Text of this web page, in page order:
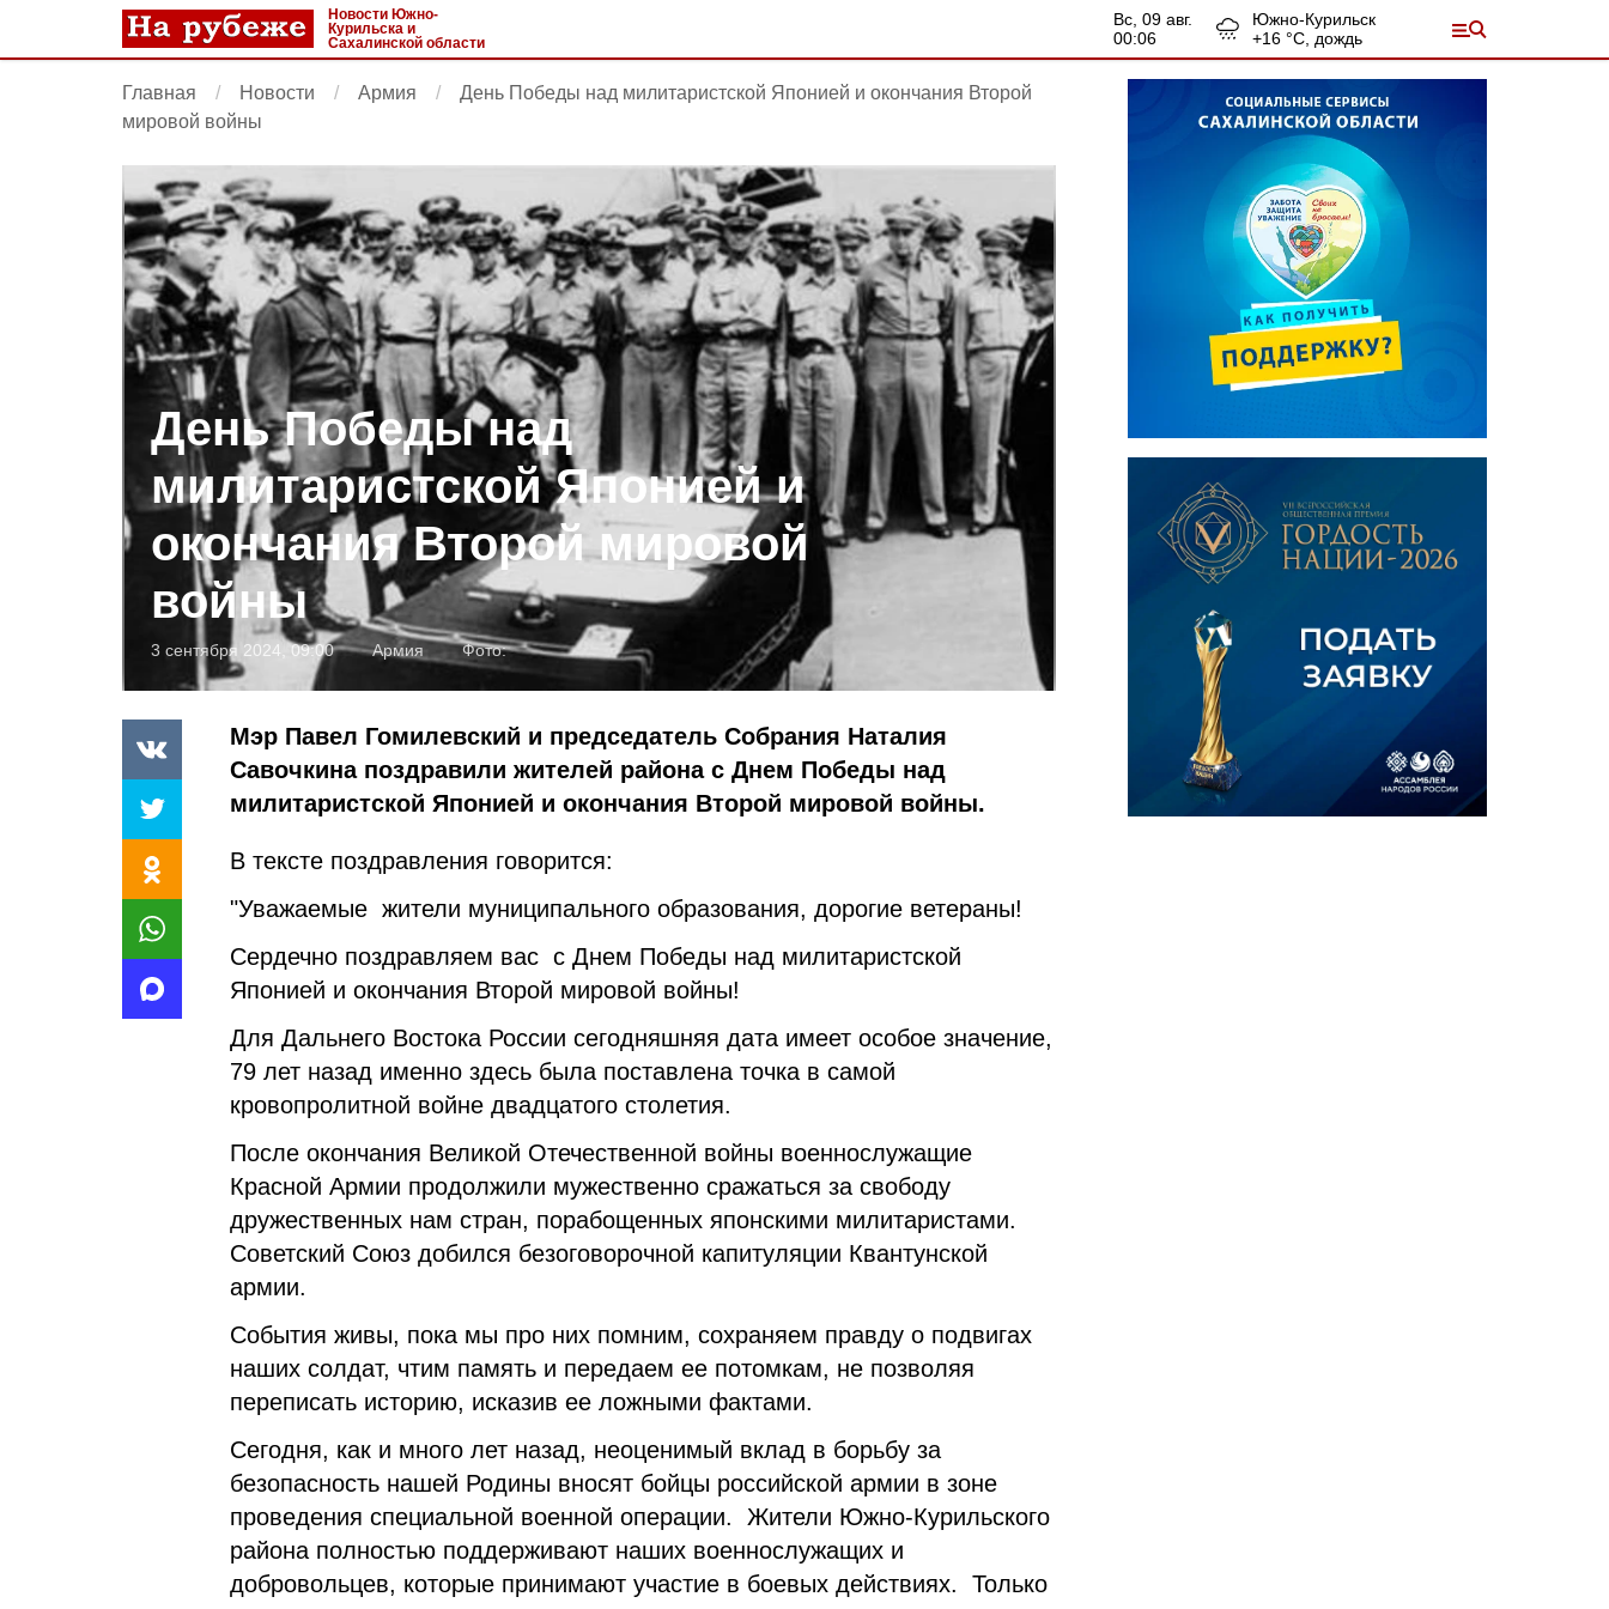
Новости Южно-
Курильска и
Сахалинской области
вс, 09 авг.
00:06
Южно-Курильск
+16 °С, дождь
Главная Новости Армия
День Победы над милитаристской Японией и окончания Второй
мировой войны
День Победы над
милитаристской Японией и
окончания Второй мировой
войны
3 сентября 2024, 09:00 Армия Фото:
Мэр Павел Гомилевский и председатель Собрания Наталия
Савочкина поздравили жителей района с Днем Победы над
милитаристской Японией и окончания Второй мировой войны.
В тексте поздравления говорится:
"Уважаемые жители муниципального образования, дорогие ветераны!
Сердечно поздравляем вас с Днем Победы над милитаристской
Японией и окончания Второй мировой войны!
Для Дальнего Востока России сегодняшняя дата имеет особое значение,
79 лет назад именно здесь была поставлена точка в самой
кровопролитной войне двадцатого столетия.
После окончания Великой Отечественной войны военнослужащие
Красной Армии продолжили мужественно сражаться за свободу
дружественных нам стран, порабощенных японскими милитаристами.
Советский Союз добился безоговорочной капитуляции Квантунской
армии.
События живы, пока мы про них помним, сохраняем правду о подвигах
наших солдат, чтим память и передаем ее потомкам, не позволяя
переписать историю, исказив ее ложными фактами.
Сегодня, как и много лет назад, неоценимый вклад в борьбу за
безопасность нашей Родины вносят бойцы российской армии в зоне
проведения специальной военной операции. Жители Южно-Курильского
района полностью поддерживают наших военнослужащих и
добровольцев, которые принимают участие в боевых действиях. Только